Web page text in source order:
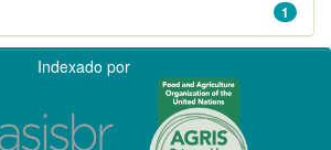
1
Indexado por